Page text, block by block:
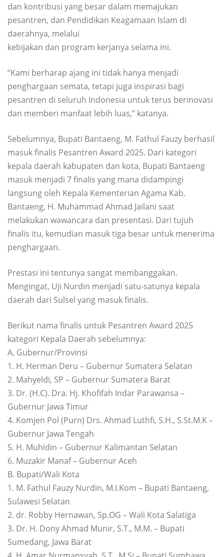
dan kontribusi yang besar dalam memajukan
pesantren, dan Pendidikan Keagamaan Islam di
daerahnya, melalui
kebijakan dan program kerjanya selama ini.
“Kami berharap ajang ini tidak hanya menjadi
penghargaan semata, tetapi juga inspirasi bagi
pesantren di seluruh Indonesia untuk terus berinovasi
dan memberi manfaat lebih luas,” katanya.
Sebelumnya, Bupati Bantaeng, M. Fathul Fauzy berhasil
masuk finalis Pesantren Award 2025. Dari kategori
kepala daerah kabupaten dan kota, Bupati Bantaeng
masuk menjadi 7 finalis yang mana didampingi
langsung oleh Kepala Kementerian Agama Kab.
Bantaeng, H. Muhammad Ahmad Jailani saat
melakukan wawancara dan presentasi. Dari tujuh
finalis itu, kemudian masuk tiga besar untuk menerima
penghargaan.
Prestasi ini tentunya sangat membanggakan.
Mengingat, Uji Nurdin menjadi satu-satunya kepala
daerah dari Sulsel yang masuk finalis.
Berikut nama finalis untuk Pesantren Award 2025
kategori Kepala Daerah sebelumnya:
A. Gubernur/Provinsi
1. H. Herman Deru – Gubernur Sumatera Selatan
2. Mahyeldi, SP – Gubernur Sumatera Barat
3. Dr. (H.C). Dra. Hj. Khofifah Indar Parawansa –
Gubernur Jawa Timur
4. Komjen Pol (Purn) Drs. Ahmad Luthfi, S.H., S.St.M.K –
Gubernur Jawa Tengah
5. H. Muhidin – Gubernur Kalimantan Selatan
6. Muzakir Manaf – Gubernur Aceh
B. Bupati/Wali Kota
1. M. Fathul Fauzy Nurdin, M.I.Kom – Bupati Bantaeng,
Sulawesi Selatan
2. dr. Robby Hernawan, Sp.OG – Wali Kota Salatiga
3. Dr. H. Dony Ahmad Munir, S.T., M.M. – Bupati
Sumedang, Jawa Barat